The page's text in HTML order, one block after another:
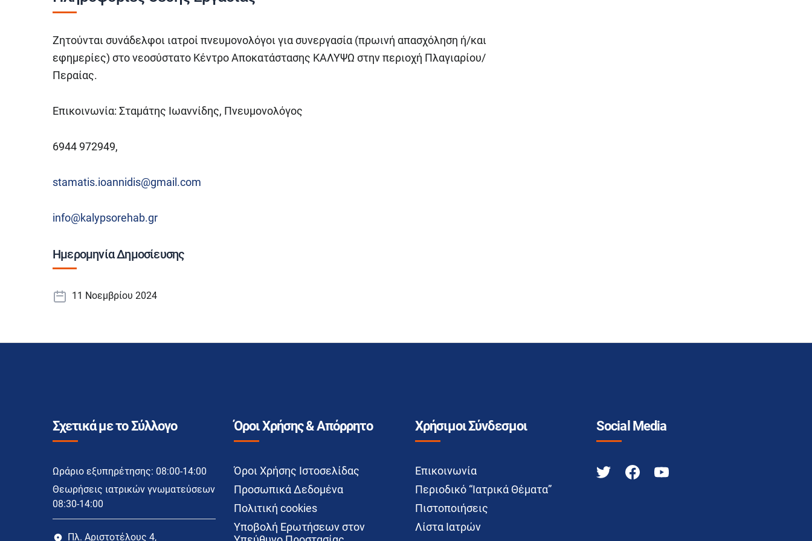
Ζητούνται συνάδελφοι ιατροί πνευμονολόγοι για συνεργασία (πρωινή απασχόληση ή/και
εφημερίες) στο νεοσύστατο Κέντρο Αποκατάστασης ΚΑΛΥΨΩ στην περιοχή Πλαγιαρίου/
Περαίας.
Επικοινωνία: Σταμάτης Ιωαννίδης, Πνευμονολόγος
6944 972949,
stamatis.ioannidis@gmail.com
info@kalypsorehab.gr
Ημερομηνία Δημοσίευσης
11 Νοεμβρίου 2024
Σχετικά με το Σύλλογο
Ωράριο εξυπηρέτησης: 08:00-14:00
Θεωρήσεις ιατρικών γνωματεύσεων
08:30-14:00
Πλ. Αριστοτέλους 4,
Όροι Χρήσης & Απόρρητο
Όροι Χρήσης Ιστοσελίδας
Προσωπικά Δεδομένα
Πολιτική cookies
Υποβολή Ερωτήσεων στον
Χρήσιμοι Σύνδεσμοι
Επικοινωνία
Περιοδικό “Ιατρικά Θέματα”
Πιστοποιήσεις
Λίστα Ιατρών
Social Media